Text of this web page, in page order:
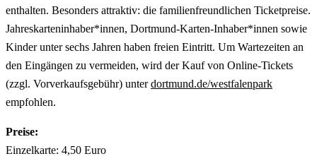
enthalten. Besonders attraktiv: die familienfreundlichen Ticketpreise.
Jahreskarteninhaber*innen, Dortmund-Karten-Inhaber*innen sowie
Kinder unter sechs Jahren haben freien Eintritt. Um Wartezeiten an
den Eingängen zu vermeiden, wird der Kauf von Online-Tickets
(zzgl. Vorverkaufsgebühr) unterdortmund.de/westfalenpark
empfohlen.
Preise:
Einzelkarte: 4,50 Euro